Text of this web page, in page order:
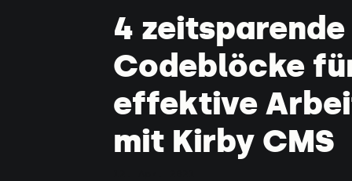
4 zeitsparende
Codeblöcke
effektive
mit Kirby CMS